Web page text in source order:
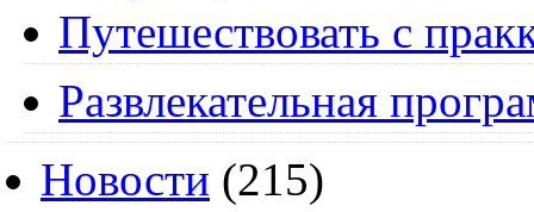
Путешествовать с
Развлекательная
Новости (215)